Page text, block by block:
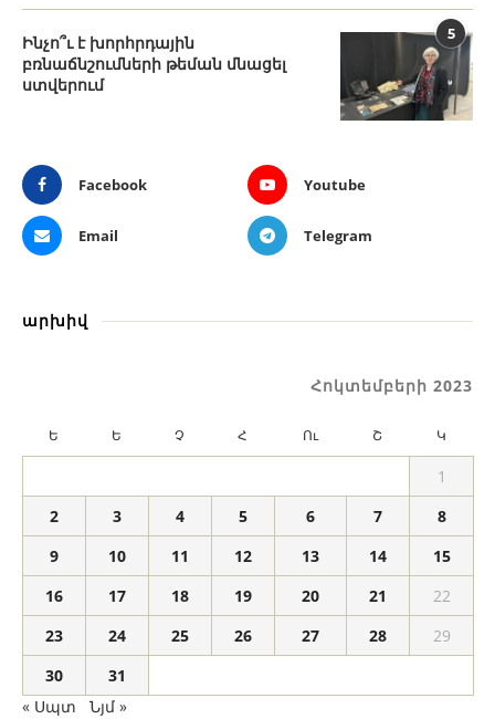
5
Ինչո՞ւ է խորհրդային
բռնաճնշումների թեման մնացել
ստվերում
Facebook Youtube
Email Telegram
արխիվ
Հոկտեմբերի 2023
Ե Ե Չ Հ Ու Շ Կ
1
2
3 4 5 6 7
8
9
10 11 12 13 14
15
16
17 18 19 20 21
22
23
24 25 26 27 28
29
30
31
« Սպտ
Նյմ »